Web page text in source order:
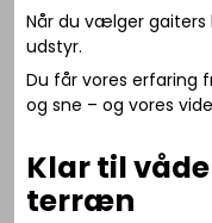
Når du vælger gaiters
udstyr.
Du får vores erfaring
og sne – og vores
Klar til
terræn